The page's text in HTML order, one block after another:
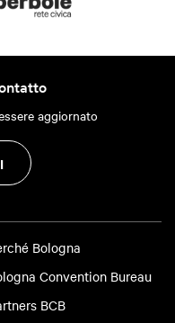
aggiornato
Bologna
Convention Bureau
BCB